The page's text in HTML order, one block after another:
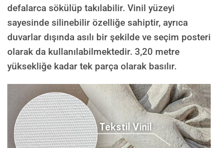
defalarca sökülüp takılabilir. Vinil yüzeyi
sayesinde silinebilir özelliğe sahiptir, ayrıca
duvarlar dışında asılı bir şekilde ve seçim posteri
olarak da kullanılabilmektedir. 3,20 metre
yüksekliğe kadar tek parça olarak basılır.